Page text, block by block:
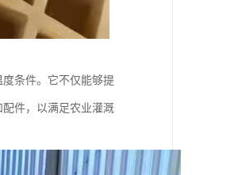
条件。它不仅能够提
件，以满足农业灌溉